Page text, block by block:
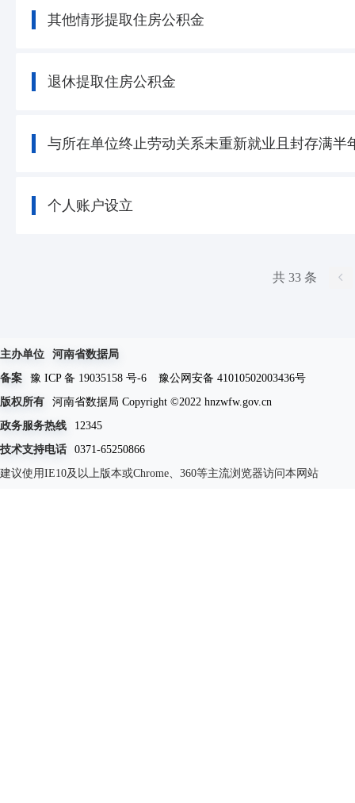
其他情形提取住房公积金
退休提取住房公积金
与所在单位终止劳动关系未重新就业且封存满半
个人账户设立
共 33 条
主办单位
河南省数据局
备案
豫 ICP 备 19035158 号-6
豫公网安备 41010502003436号
版权所有
河南省数据局 Copyright ©2022 hnzwfw.gov.cn
政务服务热线
12345
技术支持电话
0371-65250866
建议使用IE10及以上版本或Chrome、360等主流浏览器访问本网站